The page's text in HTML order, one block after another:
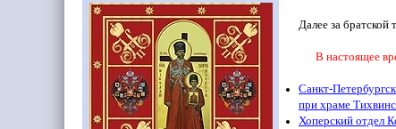
Далее за
В настоящее
Санкт-
при храме
Хоперский отдел